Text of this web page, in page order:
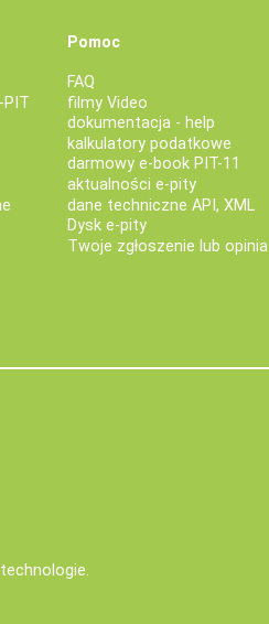
Pomoc
FAQ
filmy Video
dokumentacja - help
kalkulatory podatkowe
darmowy e-book PIT-11
aktualności e-pity
dane techniczne API, XML
Dysk e-pity
Twoje zgłoszenie lub opinia
.